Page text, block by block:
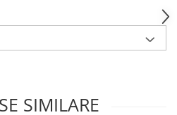
SIMILARE